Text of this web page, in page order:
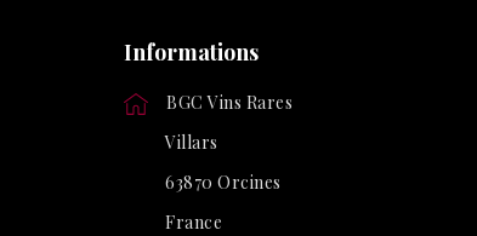
Informations
BGC Vins Rares
Villars
63870 Orcines
France